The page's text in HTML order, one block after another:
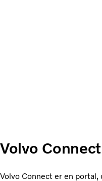
Volvo Connect
Volvo Connect er en